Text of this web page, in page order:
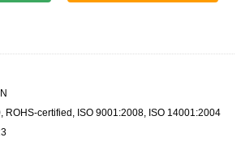
ROHS-certified, ISO 9001:2008, ISO 14001:2004